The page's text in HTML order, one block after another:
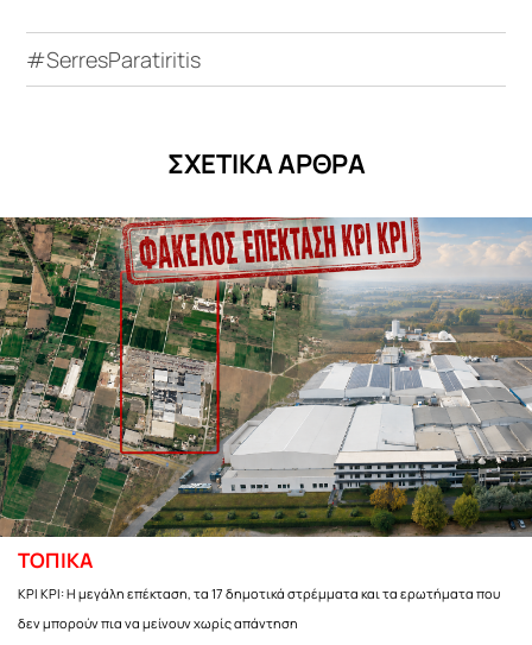
#SerresParatiritis
ΣΧΕΤΙΚΑ ΑΡΘΡΑ
ΤΟΠΙΚΑ
ΚΡΙ ΚΡΙ: Η μεγάλη επέκταση, τα 17 δημοτικά στρέμματα και τα ερωτήματα που
δεν μπορούν πια να μείνουν χωρίς απάντηση